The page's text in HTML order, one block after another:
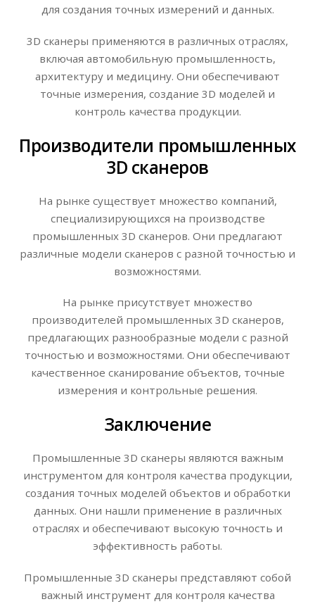
для создания точных измерений и данных.
3D сканеры применяются в различных отраслях,
включая автомобильную промышленность,
архитектуру и медицину. Они обеспечивают
точные измерения, создание 3D моделей и
контроль качества продукции.
Производители промышленных
3D сканеров
На рынке существует множество компаний,
специализирующихся на производстве
промышленных 3D сканеров. Они предлагают
различные модели сканеров с разной точностью и
возможностями.
На рынке присутствует множество
производителей промышленных 3D сканеров,
предлагающих разнообразные модели с разной
точностью и возможностями. Они обеспечивают
качественное сканирование объектов, точные
измерения и контрольные решения.
Заключение
Промышленные 3D сканеры являются важным
инструментом для контроля качества продукции,
создания точных моделей объектов и обработки
данных. Они нашли применение в различных
отраслях и обеспечивают высокую точность и
эффективность работы.
Промышленные 3D сканеры представляют собой
важный инструмент для контроля качества